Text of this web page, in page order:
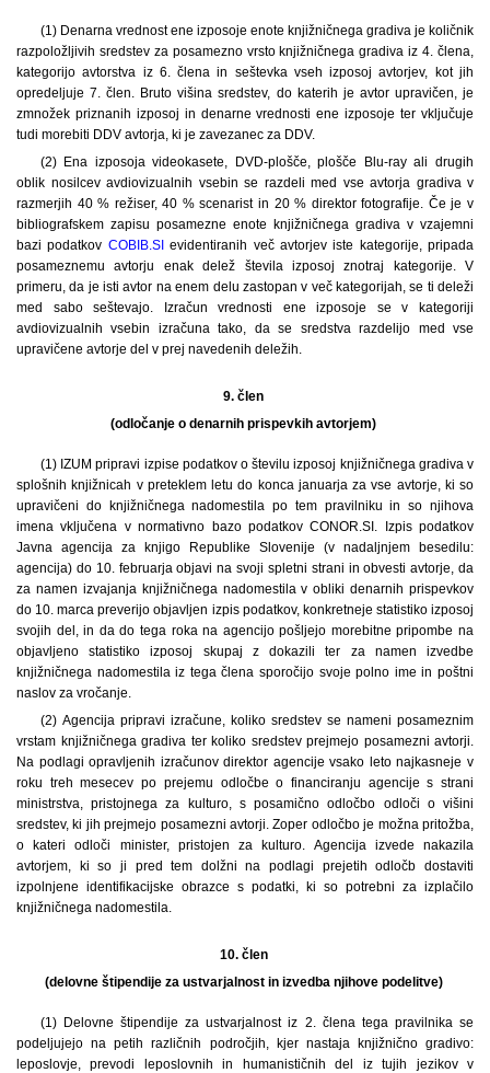
(1) Denarna vrednost ene izposoje enote knjižničnega gradiva je količnik
razpoložljivih sredstev za posamezno vrsto knjižničnega gradiva iz 4. člena,
kategorijo avtorstva iz 6. člena in seštevka vseh izposoj avtorjev, kot jih
opredeljuje 7. člen. Bruto višina sredstev, do katerih je avtor upravičen, je
zmnožek priznanih izposoj in denarne vrednosti ene izposoje ter vključuje
tudi morebiti DDV avtorja, ki je zavezanec za DDV.
(2) Ena izposoja videokasete, DVD-plošče, plošče Blu-ray ali drugih
oblik nosilcev avdiovizualnih vsebin se razdeli med vse avtorja gradiva v
razmerjih 40 % režiser, 40 % scenarist in 20 % direktor fotografije. Če je v
bibliografskem zapisu posamezne enote knjižničnega gradiva v vzajemni
bazi podatkov COBIB.SI evidentiranih več avtorjev iste kategorije, pripada
posameznemu avtorju enak delež števila izposoj znotraj kategorije. V
primeru, da je isti avtor na enem delu zastopan v več kategorijah, se ti deleži
med sabo seštevajo. Izračun vrednosti ene izposoje se v kategoriji
avdiovizualnih vsebin izračuna tako, da se sredstva razdelijo med vse
upravičene avtorje del v prej navedenih deležih.
9. člen
(odločanje o denarnih prispevkih avtorjem)
(1) IZUM pripravi izpise podatkov o številu izposoj knjižničnega gradiva v
splošnih knjižnicah v preteklem letu do konca januarja za vse avtorje, ki so
upravičeni do knjižničnega nadomestila po tem pravilniku in so njihova
imena vključena v normativno bazo podatkov CONOR.SI. Izpis podatkov
Javna agencija za knjigo Republike Slovenije (v nadaljnjem besedilu:
agencija) do 10. februarja objavi na svoji spletni strani in obvesti avtorje, da
za namen izvajanja knjižničnega nadomestila v obliki denarnih prispevkov
do 10. marca preverijo objavljen izpis podatkov, konkretneje statistiko izposoj
svojih del, in da do tega roka na agencijo pošljejo morebitne pripombe na
objavljeno statistiko izposoj skupaj z dokazili ter za namen izvedbe
knjižničnega nadomestila iz tega člena sporočijo svoje polno ime in poštni
naslov za vročanje.
(2) Agencija pripravi izračune, koliko sredstev se nameni posameznim
vrstam knjižničnega gradiva ter koliko sredstev prejmejo posamezni avtorji.
Na podlagi opravljenih izračunov direktor agencije vsako leto najkasneje v
roku treh mesecev po prejemu odločbe o financiranju agencije s strani
ministrstva, pristojnega za kulturo, s posamično odločbo odloči o višini
sredstev, ki jih prejmejo posamezni avtorji. Zoper odločbo je možna pritožba,
o kateri odloči minister, pristojen za kulturo. Agencija izvede nakazila
avtorjem, ki so ji pred tem dolžni na podlagi prejetih odločb dostaviti
izpolnjene identifikacijske obrazce s podatki, ki so potrebni za izplačilo
knjižničnega nadomestila.
10. člen
(delovne štipendije za ustvarjalnost in izvedba njihove podelitve)
(1) Delovne štipendije za ustvarjalnost iz 2. člena tega pravilnika se
podeljujejo na petih različnih področjih, kjer nastaja knjižnično gradivo:
leposlovje, prevodi leposlovnih in humanističnih del iz tujih jezikov v